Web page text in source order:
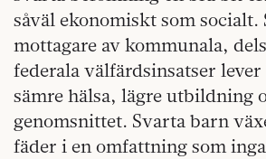
såväl ekonomiskt som socialt.
mottagare av kommunala,
federala välfärdsinsatser
sämre hälsa, lägre utbildning
genomsnittet. Svarta barn
fäder i en omfattning som